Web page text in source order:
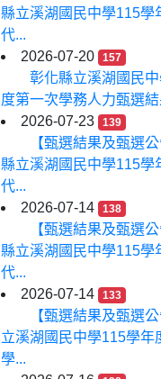
縣立溪湖國民中學115學
代...
2026-07-20
157
彰化縣立溪湖國民
度第一次學務人力甄選
2026-07-23
139
【甄選結果及甄選
縣立溪湖國民中學115學
代...
2026-07-14
138
【甄選結果及甄選
縣立溪湖國民中學115學
代...
2026-07-14
133
【甄選結果及甄選
立溪湖國民中學115學年
學...